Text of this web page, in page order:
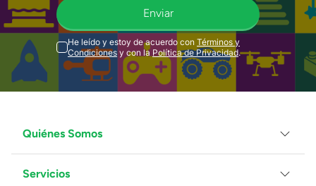
Enviar
He leído y estoy de acuerdo con Términos y
Condiciones y con la Política de Privacidad.
Quiénes Somos
Grupo Juguetron
Servicios